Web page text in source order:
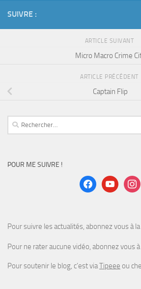
SUIVRE :
ARTICLE SUIVANT
Micro Macro Crime
ARTICLE PRÉCÉDENT
Captain Flip
Rechercher :
POUR ME SUIVRE !
facebookyoutube
Pour suivre les actualités, abonnez vous à
Pour ne rater aucune vidéo, abonnez vous
Pour soutenir le blog, c’est viaTipeee ou